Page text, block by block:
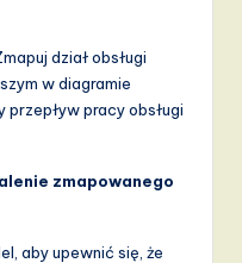
dział obsługi
w diagramie
przepływ pracy obsługi
zmapowanego
aby upewnić się, że